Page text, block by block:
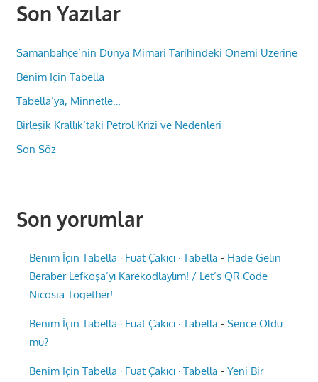
Son Yazılar
Samanbahçe’nin Dünya Mimari Tarihindeki Önemi Üzerine
Benim İçin Tabella
Tabella’ya, Minnetle…
Birleşik Krallık’taki Petrol Krizi ve Nedenleri
Son Söz
Son yorumlar
Benim İçin Tabella · Fuat Çakıcı · Tabella - Hade Gelin
Beraber Lefkoşa’yı Karekodlaylım! / Let’s QR Code
Nicosia Together!
Benim İçin Tabella · Fuat Çakıcı · Tabella -Sence Oldu
mu?
Benim İçin Tabella · Fuat Çakıcı · Tabella -Yeni Bir